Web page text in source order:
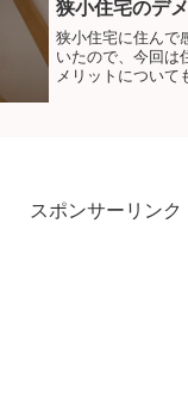
狭小住宅のデ
狭小住宅に住んで
いたので、今回は
メリットについて
スポンサーリンク